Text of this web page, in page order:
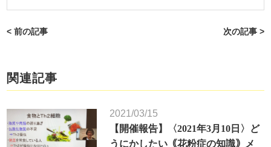
< 前の記事 次の記事 >
関連記事
2021/03/15
【開催報告】〈2021年3月10日〉ど
うにかしたい｟花粉症の知識｠メ